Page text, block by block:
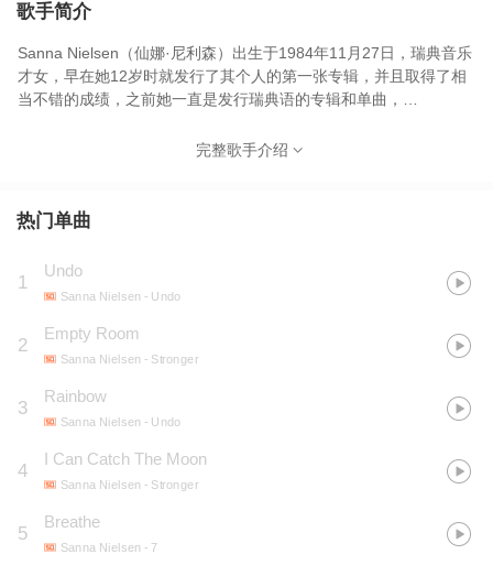
歌手简介
Sanna Nielsen（仙娜·尼利森）出生于1984年11月27日，瑞典音乐
才女，早在她12岁时就发行了其个人的第一张专辑，并且取得了相
当不错的成绩，之前她一直是发行瑞典语的专辑和单曲，
旋律给人很美很大气的感觉。完整歌手介绍
热门单曲
1
Undo
Sanna Nielsen - Undo
2
Empty Room
Sanna Nielsen - Stronger
3
Rainbow
Sanna Nielsen - Undo
4
I Can Catch The Moon
Sanna Nielsen - Stronger
5
Breathe
Sanna Nielsen - 7